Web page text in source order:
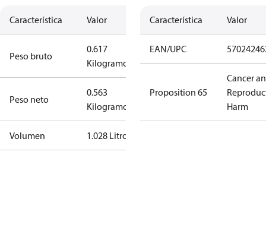
Característica Valor
Peso bruto
0.617
Kilogramo
Peso neto
0.563
Kilogramo
Volumen 1.028 Litro
Característica Valor
EAN/UPC
Proposition 65
Cancer
Harm